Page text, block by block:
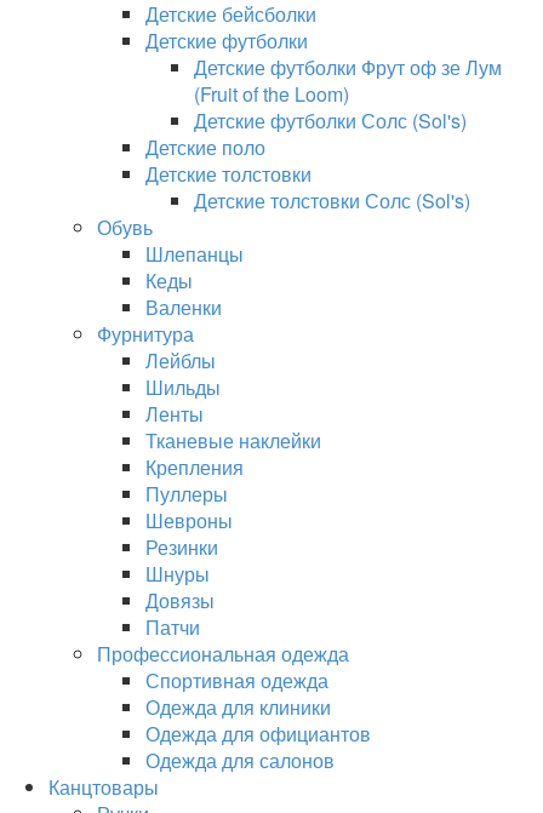
Детские бейсболки
Детские футболки
Детские футболки Фрут оф зе Лум
(Fruit of the Loom)
Детские футболки Солс (Sol's)
Детские поло
Детские толстовки
Детские толстовки Солс (Sol's)
Обувь
Шлепанцы
Кеды
Валенки
Фурнитура
Лейблы
Шильды
Ленты
Тканевые наклейки
Крепления
Пуллеры
Шевроны
Резинки
Шнуры
Довязы
Патчи
Профессиональная одежда
Спортивная одежда
Одежда для клиники
Одежда для официантов
Одежда для салонов
Канцтовары